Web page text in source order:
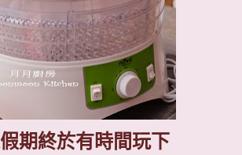
期終於有時間玩下